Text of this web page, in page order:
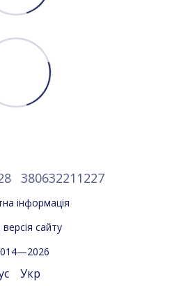
380632211227
інформація
сайту
Укр